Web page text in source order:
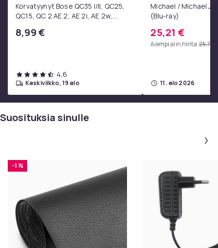
Korvatyynyt Bose QC35 I/II, QC25,
QC15, QC 2 AE 2, AE 2i, AE 2w,
8,99 €
4,6
keskiviikko, 19 elo
Michael / Michael
(Blu-ray)
25,21 €
Aiempi alin hinta 25,72
11. elo 2026
Suosituksia sinulle
-1 %